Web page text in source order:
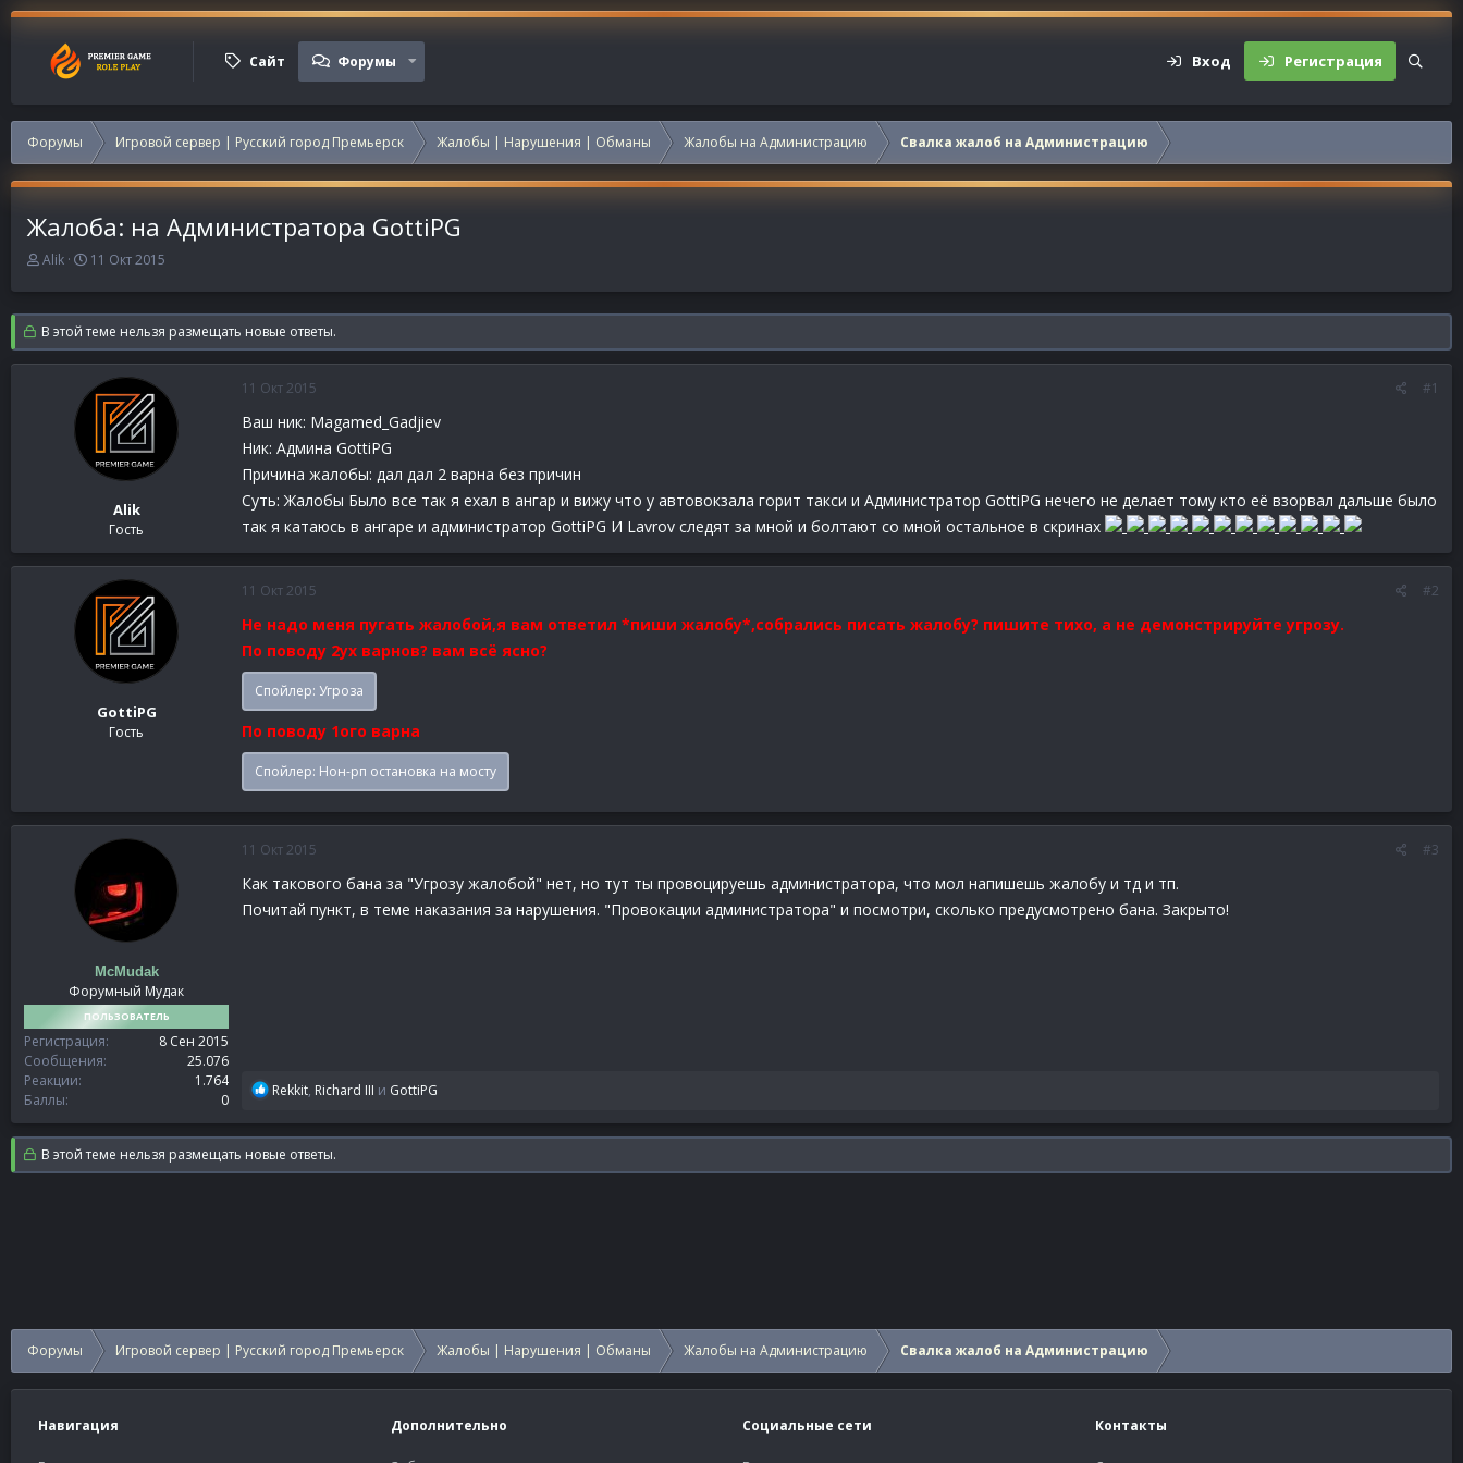
Сайт Форумы Вход Регистрация
Форумы Игровой сервер | Русский город Премьерск Жалобы | Нарушения | Обманы Жалобы на Администрацию Свалка жалоб на Администрацию
Жалоба: на Администратора GottiPG
А
т
о
р
т
Alik
Д
т
а
н
а
а
11 Окт 2015
В этой теме нельзя размещать новые ответы.
Alik
Гость
11 Окт 2015 #1
Ваш ник: Magamed_Gadjiev
Ник: Админа GottiPG
Причина жалобы: дал дал 2 варна без причин
Суть: Жалобы Было все так я ехал в ангар и вижу что у автовокзала горит такси и Администратор GottiPG нечего не делает тому кто её взорвал дальше было
так я катаюсь в ангаре и администратор GottiPG И Lavrov следят за мной и болтают со мной остальное в скринах
GottiPG
Гость
11 Окт 2015 #2
Не надо меня пугать жалобой,я вам ответил *пиши жалобу*,собрались писать жалобу? пишите тихо, а не демонстрируйте угрозу.
По поводу 2ух варнов? вам всё ясно?
Спойлер: Угроза
По поводу 1ого варна
Спойлер: Нон-рп остановка на мосту
McMudak
Форумный Мудак
ПОЛЬЗОВАТЕЛЬ
Регистрация
8 Сен 2015
Сообщения
25.076
Реакции
1.764
Баллы
0
11 Окт 2015 #3
Как такового бана за "Угрозу жалобой" нет, но тут ты провоцируешь администратора, что мол напишешь жалобу и тд и тп.
Почитай пункт, в теме наказания за нарушения. "Провокации администратора" и посмотри, сколько предусмотрено бана. Закрыто!
Р
а
к
ц
Rekkit, Richard III и GottiPG
В этой теме нельзя размещать новые ответы.
Форумы Игровой сервер | Русский город Премьерск Жалобы | Нарушения | Обманы Жалобы на Администрацию Свалка жалоб на Администрацию
Навигация Дополнительно Социальные сети Контакты